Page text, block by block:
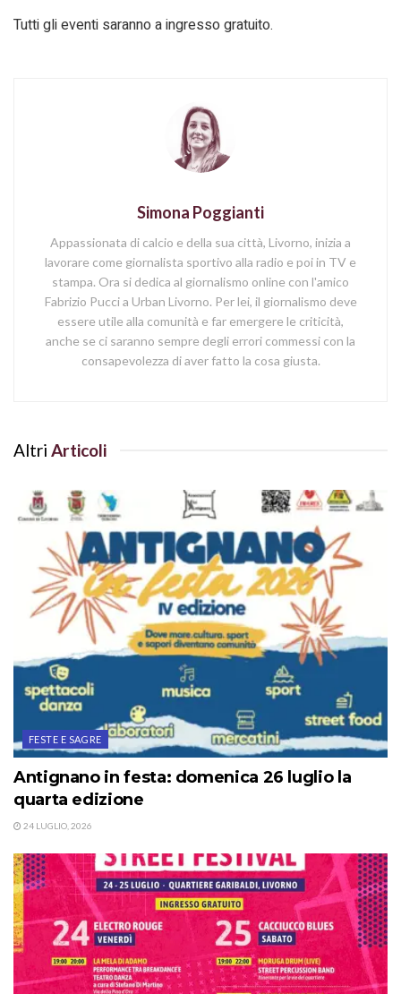
Tutti gli eventi saranno a ingresso gratuito.
Simona Poggianti
Appassionata di calcio e della sua città, Livorno, inizia a
lavorare come giornalista sportivo alla radio e poi in TV e
stampa. Ora si dedica al giornalismo online con l'amico
Fabrizio Pucci a Urban Livorno. Per lei, il giornalismo deve
essere utile alla comunità e far emergere le criticità,
anche se ci saranno sempre degli errori commessi con la
consapevolezza di aver fatto la cosa giusta.
Altri Articoli
FESTE E SAGRE
Antignano in festa: domenica 26 luglio la
quarta edizione
24 LUGLIO, 2026